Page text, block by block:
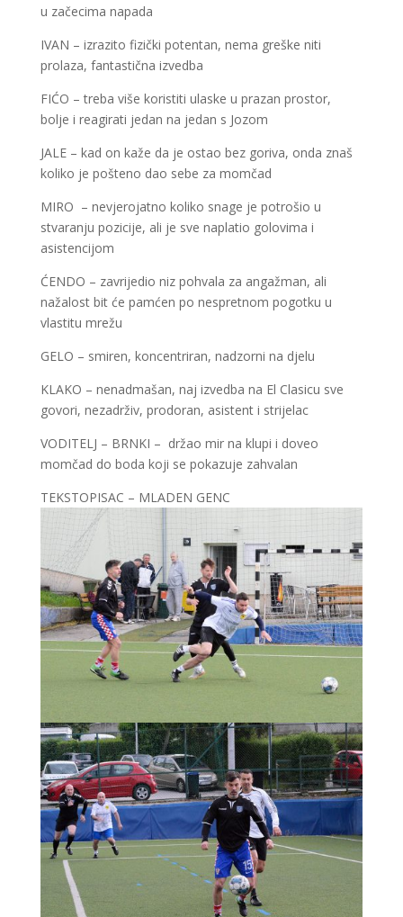
u začecima napada
IVAN – izrazito fizički potentan, nema greške niti
prolaza, fantastična izvedba
FIĆO – treba više koristiti ulaske u prazan prostor,
bolje i reagirati jedan na jedan s Jozom
JALE – kad on kaže da je ostao bez goriva, onda znaš
koliko je pošteno dao sebe za momčad
MIRO – nevjerojatno koliko snage je potrošio u
stvaranju pozicije, ali je sve naplatio golovima i
asistencijom
ĆENDO – zavrijedio niz pohvala za angažman, ali
nažalost bit će pamćen po nespretnom pogotku u
vlastitu mrežu
GELO – smiren, koncentriran, nadzorni na djelu
KLAKO – nenadmašan, naj izvedba na El Clasicu sve
govori, nezadrživ, prodoran, asistent i strijelac
VODITELJ – BRNKI – držao mir na klupi i doveo
momčad do boda koji se pokazuje zahvalan
TEKSTOPISAC – MLADEN GENC